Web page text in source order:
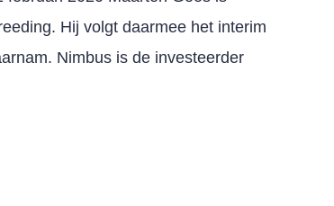
Hij volgt daarmee het interim
Nimbus is de investeerder